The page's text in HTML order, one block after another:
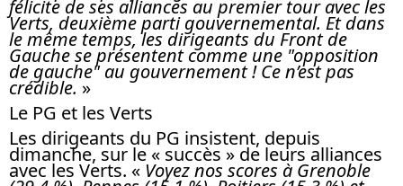
félicite de ses alliances au premier tour avec les
Verts, deuxième parti gouvernemental. Et dans
le même temps, les dirigeants du Front de
Gauche se présentent comme une "opposition
de gauche" au gouvernement ! Ce n’est pas
crédible. »
Le PG et les Verts
Les dirigeants du PG insistent, depuis
dimanche, sur le « succès » de leurs alliances
avec les Verts. « Voyez nos scores à Grenoble